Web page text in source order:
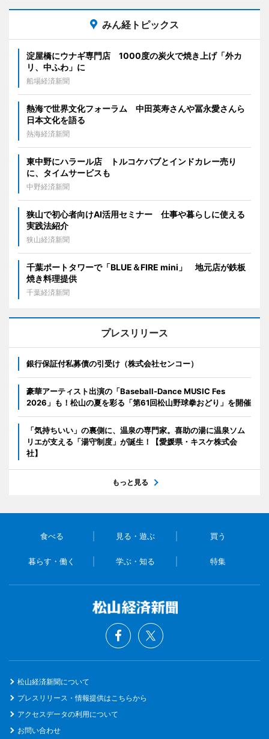
みん経トピックス
淀屋橋にウナギ専門店 1000度の炭火で焼き上げ「外カ
リ、中ふわ」に
船場経済新聞
熱海で世界文化フォーラム 中田英寿さんや冨永愛さんら
日本文化を語る
熱海経済新聞
東中野にハラール店 トルコケバブとインドカレー売り
に、タイムサービスも
中野経済新聞
狭山で初心者向けAI活用セミナー 仕事や暮らしに使える
実践法紹介
狭山経済新聞
千葉ポートタワーで「BLUE＆FIRE mini」 地元店が鉄板
焼き料理提供
千葉経済新聞
プレスリリース
銀行保証付私募債の引受け（株式会社センコー）
豪華アーティスト出演の「Baseball-Dance MUSIC Fes
2026」も！松山の夏を彩る「第61回松山野球拳おどり」を開催
「気持ちいい」の裏側に、温泉の専門家。喜助の湯に温泉ソム
リエが支える「湯守制度」が誕生！【愛媛県・キスケ株式会
社】
もっと見る
食べる 見る・遊ぶ 買う
暮らす・働く 学ぶ・知る 特集
松山経済新聞について
プレスリリース・情報提供はこちらから
アクセスデータの利用について
お問い合わせ